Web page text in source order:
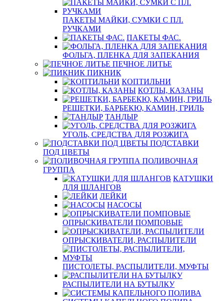
ПАКЕТЫ МАЙКИ, СУМКИ С ПЛ.
РУЧКАМИ
ПАКЕТЫ ФАС.
ФОЛЬГА, ПЛЕНКА ДЛЯ ЗАПЕКАНИЯ
ПЕЧНОЕ ЛИТЬЕ
ПИКНИК
КОПТИЛЬНИ
КОТЛЫ, КАЗАНЫ
РЕШЕТКИ, БАРБЕКЮ, КАМИН, ГРИЛЬ
ТАНДЫР
УГОЛЬ, СРЕДСТВА ДЛЯ РОЗЖИГА
ПОДСТАВКИ
ПОД ЦВЕТЫ
ПОЛИВОЧНАЯ
ГРУППА
КАТУШКИ
ДЛЯ ШЛАНГОВ
ЛЕЙКИ
НАСОСЫ
ОПРЫСКИВАТЕЛИ ПОМПОВЫЕ
ОПРЫСКИВАТЕЛИ, РАСПЫЛИТЕЛИ
ПИСТОЛЕТЫ, РАСПЫЛИТЕЛИ, МУФТЫ
РАСПЫЛИТЕЛИ НА БУТЫЛКУ